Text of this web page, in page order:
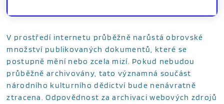
V prostředí internetu průběžně narůstá obrovské
množství publikovaných dokumentů, které se
postupně mění nebo zcela mizí. Pokud nebudou
průběžně archivovány, tato významná součást
národního kulturního dědictví bude nenávratně
ztracena. Odpovědnost za archivaci webových zdrojů